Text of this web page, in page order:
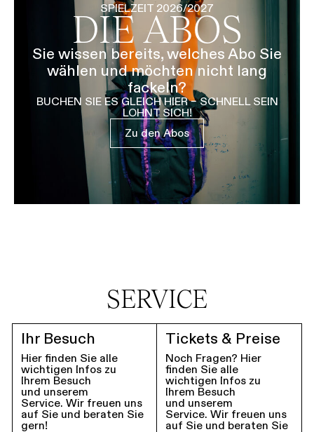
SPIELZEIT 2026/2027
DIE ABOS
Sie wissen bereits, welches Abo Sie
wählen und möchten nicht lang
fackeln?
BUCHEN SIE ES GLEICH HIER – SCHNELL SEIN
LOHNT SICH!
Zu den Abos
SERVICE
Ihr Besuch
Hier finden Sie alle
wichtigen Infos zu
Ihrem Besuch
und unserem
Service. Wir freuen uns
auf Sie und beraten Sie
gern!
Tickets & Preise
Noch Fragen? Hier
finden Sie alle
wichtigen Infos zu
Ihrem Besuch
und unserem
Service. Wir freuen uns
auf Sie und beraten Sie